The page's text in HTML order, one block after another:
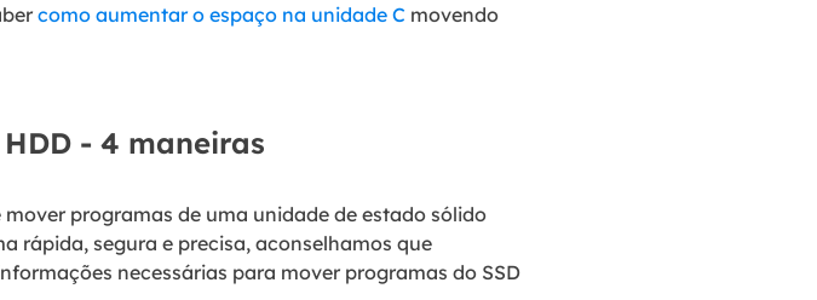
como aumentar o espaço na unidade C movendo
- 4 maneiras
programas de uma unidade de estado sólido
rápida, segura e precisa, aconselhamos que
necessárias para mover programas do SSD